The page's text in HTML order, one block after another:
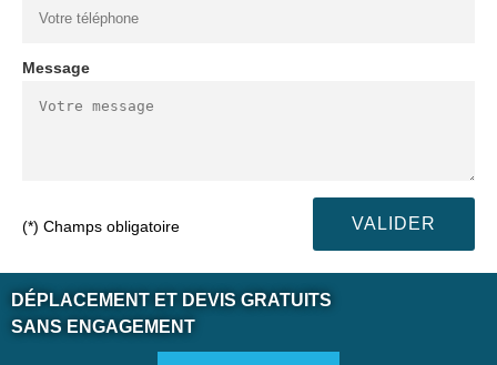
Message
(*) Champs obligatoire
DÉPLACEMENT ET DEVIS GRATUITS
SANS ENGAGEMENT